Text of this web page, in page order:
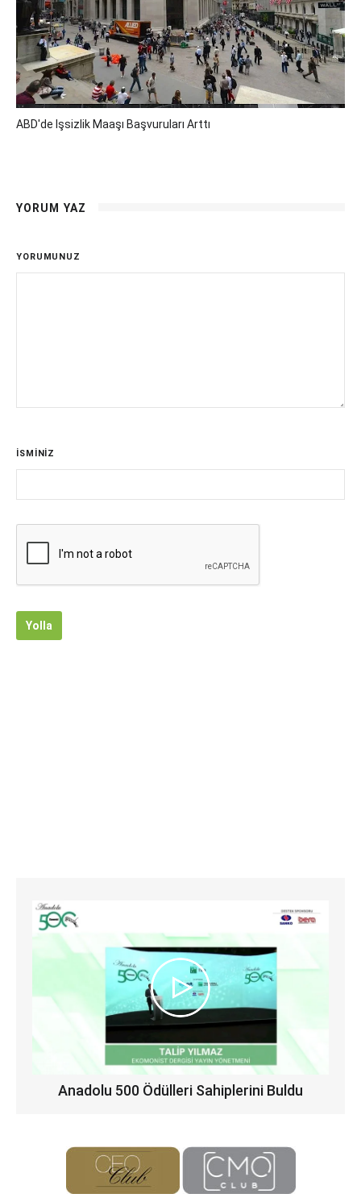
ABD'de Işsizlik Maaşı Başvuruları Arttı
YORUM YAZ
YORUMUNUZ
İSMİNİZ
Yolla
Anadolu 500 Ödülleri Sahiplerini Buldu